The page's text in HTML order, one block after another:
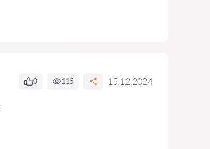
0 115 15.12.2024